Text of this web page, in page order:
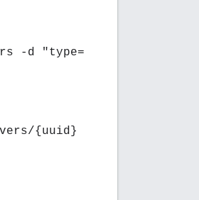
-d "type=
{uuid}